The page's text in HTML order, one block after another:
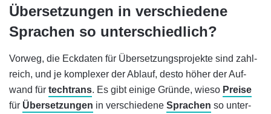
Übersetzungen in verschiedene
Sprachen so unterschiedlich?
Vorweg, die Eckdaten für Über­set­zungs­pro­jekte sind zahl­
reich, und je komplexer der Ab­lauf, desto höher der Auf­
wand für techtrans. Es gibt einige Gründe, wieso Preise
für Übersetzungen in ver­schie­dene Sprachen so unter­